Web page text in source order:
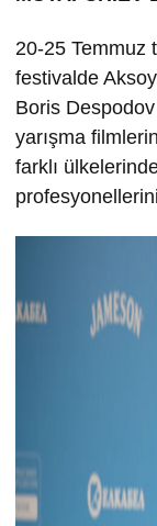
20-25 Temmuz
festivalde
Boris
yarışma
farklı